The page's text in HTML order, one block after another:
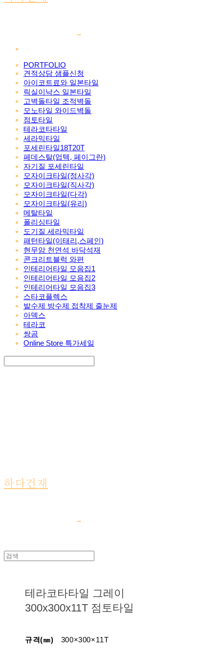
PORTFOLIO
견적상담 샘플신청
아이코트료와 일본타일
릭실이낙스 일본타일
고벽돌타일 조적벽돌
모노타일 와이드벽돌
점토타일
테라코타타일
세라믹타일
포세린타일18T20T
페데스탈(업텍, 페이그란)
자기질 포세린타일
모자이크타일(정사각)
모자이크타일(직사각)
모자이크타일(다각)
모자이크타일(유리)
메탈타일
폴리싱타일
도기질 세라믹타일
패턴타일(이태리,스페인)
현무암 천연석 바닥석재
콘크리트블럭 와편
인테리어타일 모음집1
인테리어타일 모음집2
인테리어타일 모음집3
스타코플렉스
발수제 방수제 접착제 줄눈제
아덱스
테라코
쌍곰
Online Store 특가세일
하다건재
테라코타타일 그레이
300x300x11T 점토타일
규격(㎜) 300×300×11T